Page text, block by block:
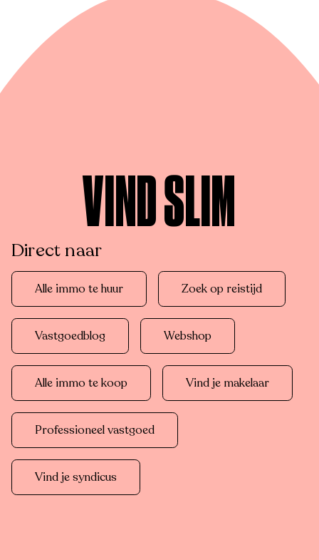
VIND SLIM
Direct naar
Alle immo te huur Zoek op reistijd
Vastgoedblog Webshop
Alle immo te koop Vind je makelaar
Professioneel vastgoed
Vind je syndicus